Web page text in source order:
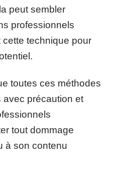
peut sembler
professionnels
technique pour
toutes ces méthodes
avec précaution et
tout dommage
à son contenu